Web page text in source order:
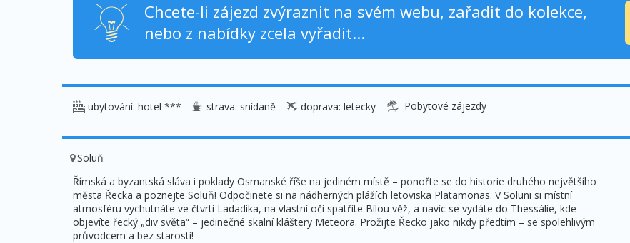
Chcete-li zájezd zvýraznit na svém webu, zařadit do kolekce,
nebo z nabídky zcela vyřadit...
ubytování: hotel *** strava: snídaně doprava: letecky Pobytové zájezdy
Soluň
Římská a byzantská sláva i poklady Osmanské říše na jediném místě – ponořte se do historie druhého největšího
města Řecka a poznejte Soluň! Odpočinete si na nádherných plážích letoviska Platamonas. V Soluni si místní
atmosféru vychutnáte ve čtvrti Ladadika, na vlastní oči spatříte Bílou věž, a navíc se vydáte do Thessálie, kde
objevíte řecký „div světa“ – jedinečné skalní kláštery Meteora. Prožijte Řecko jako nikdy předtím – se spolehlivým
průvodcem a bez starostí!